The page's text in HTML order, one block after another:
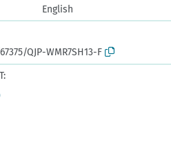
English
QJP-WMR7SH13-F